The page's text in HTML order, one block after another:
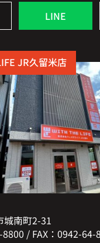
LINE
JR久留米店
城南町2-31
/ FAX：0942-64-